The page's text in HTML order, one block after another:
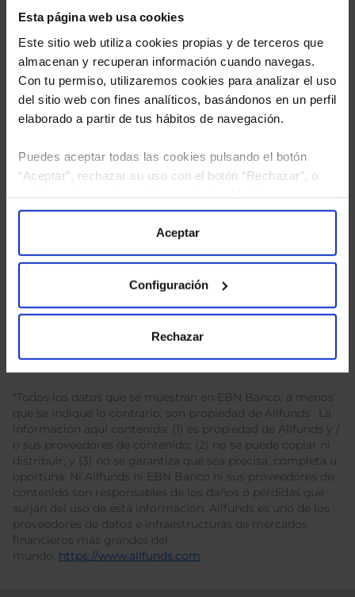
Esta página web usa cookies
Este sitio web utiliza cookies propias y de terceros que
almacenan y recuperan información cuando navegas.
Con tu permiso, utilizaremos cookies para analizar el uso
del sitio web con fines analíticos, basándonos en un perfil
elaborado a partir de tus hábitos de navegación.
Puedes aceptar todas las cookies pulsando el botón
“Aceptar”, rechazar su uso con el botón “Rechazar”, o
“Configuración”. Consulta nuestraPolítica
para más información.
Aceptar
Configuración
Rechazar
He leídola política de privacidady consiento el
*Todos los datos que se muestran en EBN Banco, a menos
que se indique lo contrario, son propiedad de Allfunds . La
información aquí contenida: (1) es propiedad de Allfunds y /
o sus proveedores de contenido; (2) no se puede copiar ni
distribuir; y (3) no se garantiza que sea precisa, completa u
oportuna. Ni Allfunds ni EBN Banco ni sus proveedores de
contenido son responsables de los daños o pérdidas que
surjan del uso de esta información. Allfunds es uno de los
proveedores de datos e infraestructuras de mercados
financieros más grandes del
mundo. https://www.allfunds.com.